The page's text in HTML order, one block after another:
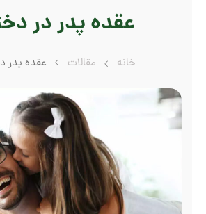
عقده پدر در
خانه مقالات عقده پدر